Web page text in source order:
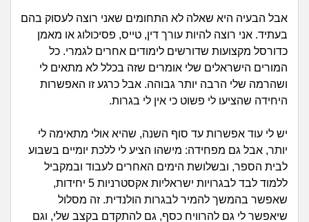
מהבקו"ם... ועד מתי?!
לימודים וסטודנטים
עבודה וקריירה
חברים ואנשים
בית, שכנים ושותפים
מה שעובר עליי
אבל הבעיה היא שאלה לא התחומים שאני רוצה לעסוק בהם
בעתיד. אני רוצה להיות עורך דין, טייס, פסיכולוג או מאמן
כדורסל מקצועות שדורשים לימודים אחרים לגמרי. כל
המורים הישראלים שלי אומרים שזה בכלל לא מתאים לי
ושהרמה שלי הרבה יותר גבוהה. אבל כרגע זו האפשרות
היחידה שהציעו לי פשוט כי אין לי בגרות.
יש לי עוד אפשרות עד סוף השנה, שהיא אולי מתאימה לי
יותר, אבל גם מפחידה: מישהו הציע לי ללכת יומיים בשבוע
לבית הספר, ובשלושת הימים האחרים לעבוד ובמקביל
ללמוד לבד לבגרויות ישראליות אקסטרניות 5 יחידות,
שאפשר בהמשך להמיר לבגרות הולנדית. זה מסלול
שיאפשר לי גם להרוויח כסף, גם להתקדם בקצב שלי, וגם